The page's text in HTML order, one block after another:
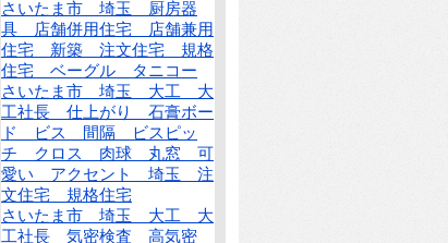
さいたま市 埼玉 厨房器
具 店舗併用住宅 店舗兼用
住宅 新築 注文住宅 規格
住宅 ベーグル タニコー
さいたま市 埼玉 大工 大
工社長 仕上がり 石膏ボー
ド ビス 間隔 ビスピッ
チ クロス 肉球 丸窓 可
愛い アクセント 埼玉 注
文住宅 規格住宅
さいたま市 埼玉 大工 大
工社長 気密検査 高気密